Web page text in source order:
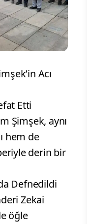
Acı
Etti
Şimşek, aynı
hem de
derin bir
Defnedildi
Zekai
öğle